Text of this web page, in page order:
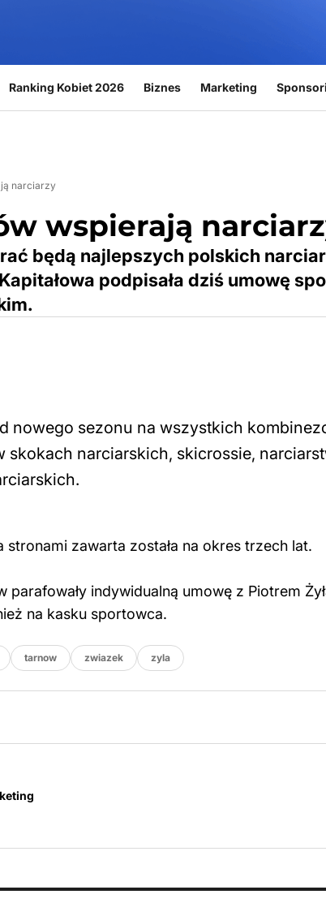
Ranking Kobiet 2026 Biznes Marketing
narciarzy
wspierają
będą najlepszych polskich
podpisała dziś umowę
nowego sezonu na wszystkich
skokach narciarskich, skicrossie,
zawarta została na okres trzech lat.
parafowały indywidualną umowę z Piotrem
na kasku sportowca.
tarnow zwiazek zyla